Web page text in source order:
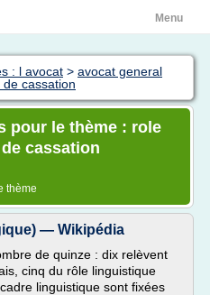
Menu
: l avocat > avocat general
cassation
pour le thème : role
cassation
thème
— Wikipédia
de quinze : dix relèvent
cinq du rôle linguistique
linguistique sont fixées